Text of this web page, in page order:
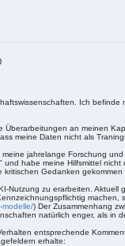
Ich befinde
an meinen
meine Daten nicht als
jahrelange Forschung
habe meine Hilfsmittel nicht
kritischen Gedanken gekommen
Nutzung zu erarbeiten. Aktuell
machen,
modelle/) Der Zusammenhang
natürlich enger, als in
entsprechende
erhalte: